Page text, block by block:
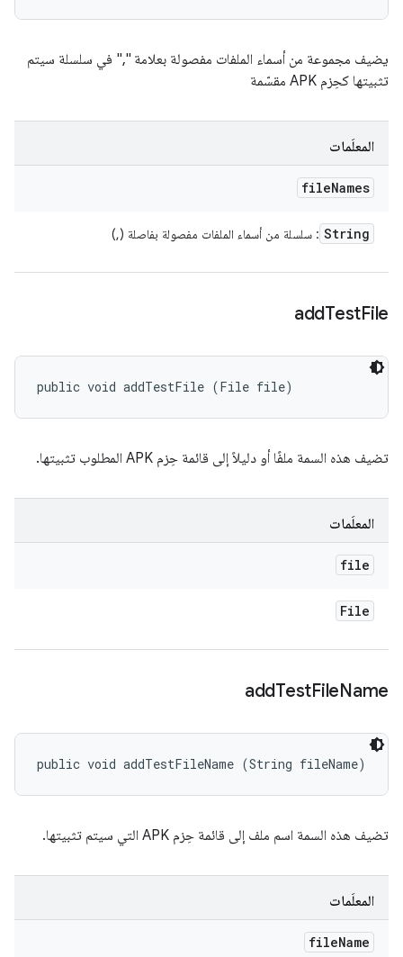
يضيف مجموعة من أسماء الملفات مفصولة بعلامة "," في سلسلة سيتم
تثبيتها كحِزم APK مقسّمة
المعلَمات
fileNames
String : سلسلة من أسماء الملفات مفصولة بفاصلة (,)
addTestFile
public void addTestFile (File file)
تضيف هذه السمة ملفًا أو دليلاً إلى قائمة حِزم APK المطلوب تثبيتها.
المعلَمات
file
File
addTestFileName
public void addTestFileName (String fileName)
تضيف هذه السمة اسم ملف إلى قائمة حِزم APK التي سيتم تثبيتها.
المعلَمات
fileName